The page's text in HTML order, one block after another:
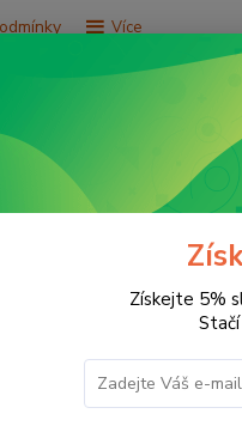
Více
Získejte 5%